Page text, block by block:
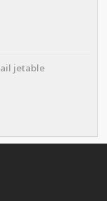
jetable